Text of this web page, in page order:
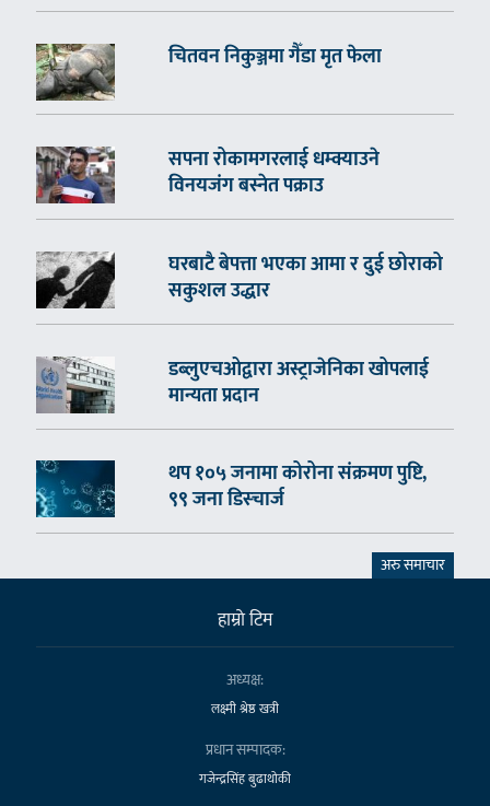
चितवन निकुञ्जमा गैँडा मृत फेला
सपना रोकामगरलाई धम्क्याउने
विनयजंग बस्नेत पक्राउ
घरबाटै बेपत्ता भएका आमा र दुई छोराको
सकुशल उद्धार
डब्लुएचओद्वारा अस्ट्राजेनिका खोपलाई
मान्यता प्रदान
थप १०५ जनामा कोरोना संक्रमण पुष्टि,
९९ जना डिस्चार्ज
अरु समाचार
हाम्राे टिम
अध्यक्ष:
लक्ष्मी श्रेष्ठ खत्री
प्रधान सम्पादक:
गजेन्द्रसिंह बुढाथोकी